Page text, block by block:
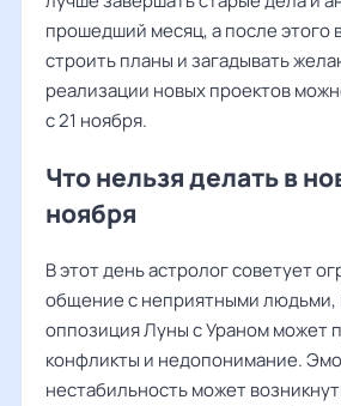
прошедший месяц, а после этого
строить планы и загадывать
реализации новых проектов
с 21 ноября.
Что нельзя делать в
ноября
В этот день астролог советует
общение с неприятными людьми,
оппозиция Луны с Ураном может
конфликты и недопонимание.
нестабильность может